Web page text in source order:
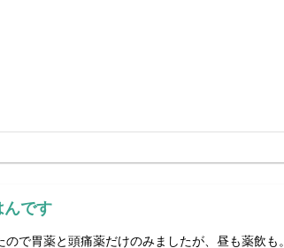
です
ので胃薬と頭痛薬だけのみましたが、昼も薬飲も。